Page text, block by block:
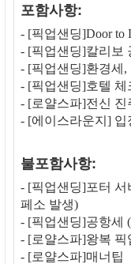
포함사항:
- [픽업샌딩]Door to
- [픽업샌딩]칼리보
- [픽업샌딩]환경세,
- [픽업샌딩]호텔
- [로얄스파]전신 진
- [에이스라운지] 입
불포함사항:
- [픽업샌딩]포터 서
페소 발생)
- [픽업샌딩]공항세
- [로얄스파]왕복 픽
- [로얄스파]매너팁